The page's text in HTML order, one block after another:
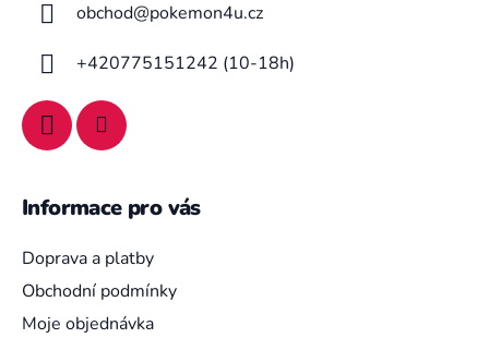
obchod@pokemon4u.cz
+420775151242 (10-18h)
Informace pro vás
Doprava a platby
Obchodní podmínky
Moje objednávka